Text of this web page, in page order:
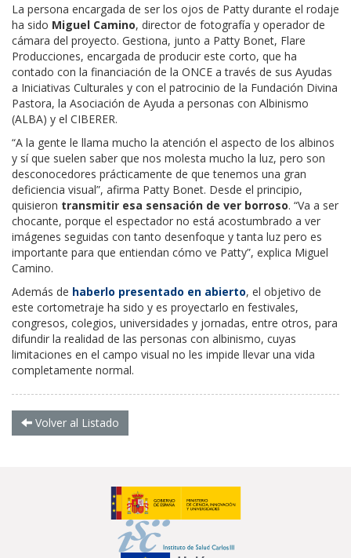
La persona encargada de ser los ojos de Patty durante el rodaje
ha sido Miguel Camino, director de fotografía y operador de
cámara del proyecto. Gestiona, junto a Patty Bonet, Flare
Producciones, encargada de producir este corto, que ha
contado con la financiación de la ONCE a través de sus Ayudas
a Iniciativas Culturales y con el patrocinio de la Fundación Divina
Pastora, la Asociación de Ayuda a personas con Albinismo
(ALBA) y el CIBERER.
“A la gente le llama mucho la atención el aspecto de los albinos
y sí que suelen saber que nos molesta mucho la luz, pero son
desconocedores prácticamente de que tenemos una gran
deficiencia visual”, afirma Patty Bonet. Desde el principio,
quisieron transmitir esa sensación de ver borroso. “Va a ser
chocante, porque el espectador no está acostumbrado a ver
imágenes seguidas con tanto desenfoque y tanta luz pero es
importante para que entiendan cómo ve Patty”, explica Miguel
Camino.
Además de haberlo presentado en abierto, el objetivo de
este cortometraje ha sido y es proyectarlo en festivales,
congresos, colegios, universidades y jornadas, entre otros, para
difundir la realidad de las personas con albinismo, cuyas
limitaciones en el campo visual no les impide llevar una vida
completamente normal.
Volver al Listado